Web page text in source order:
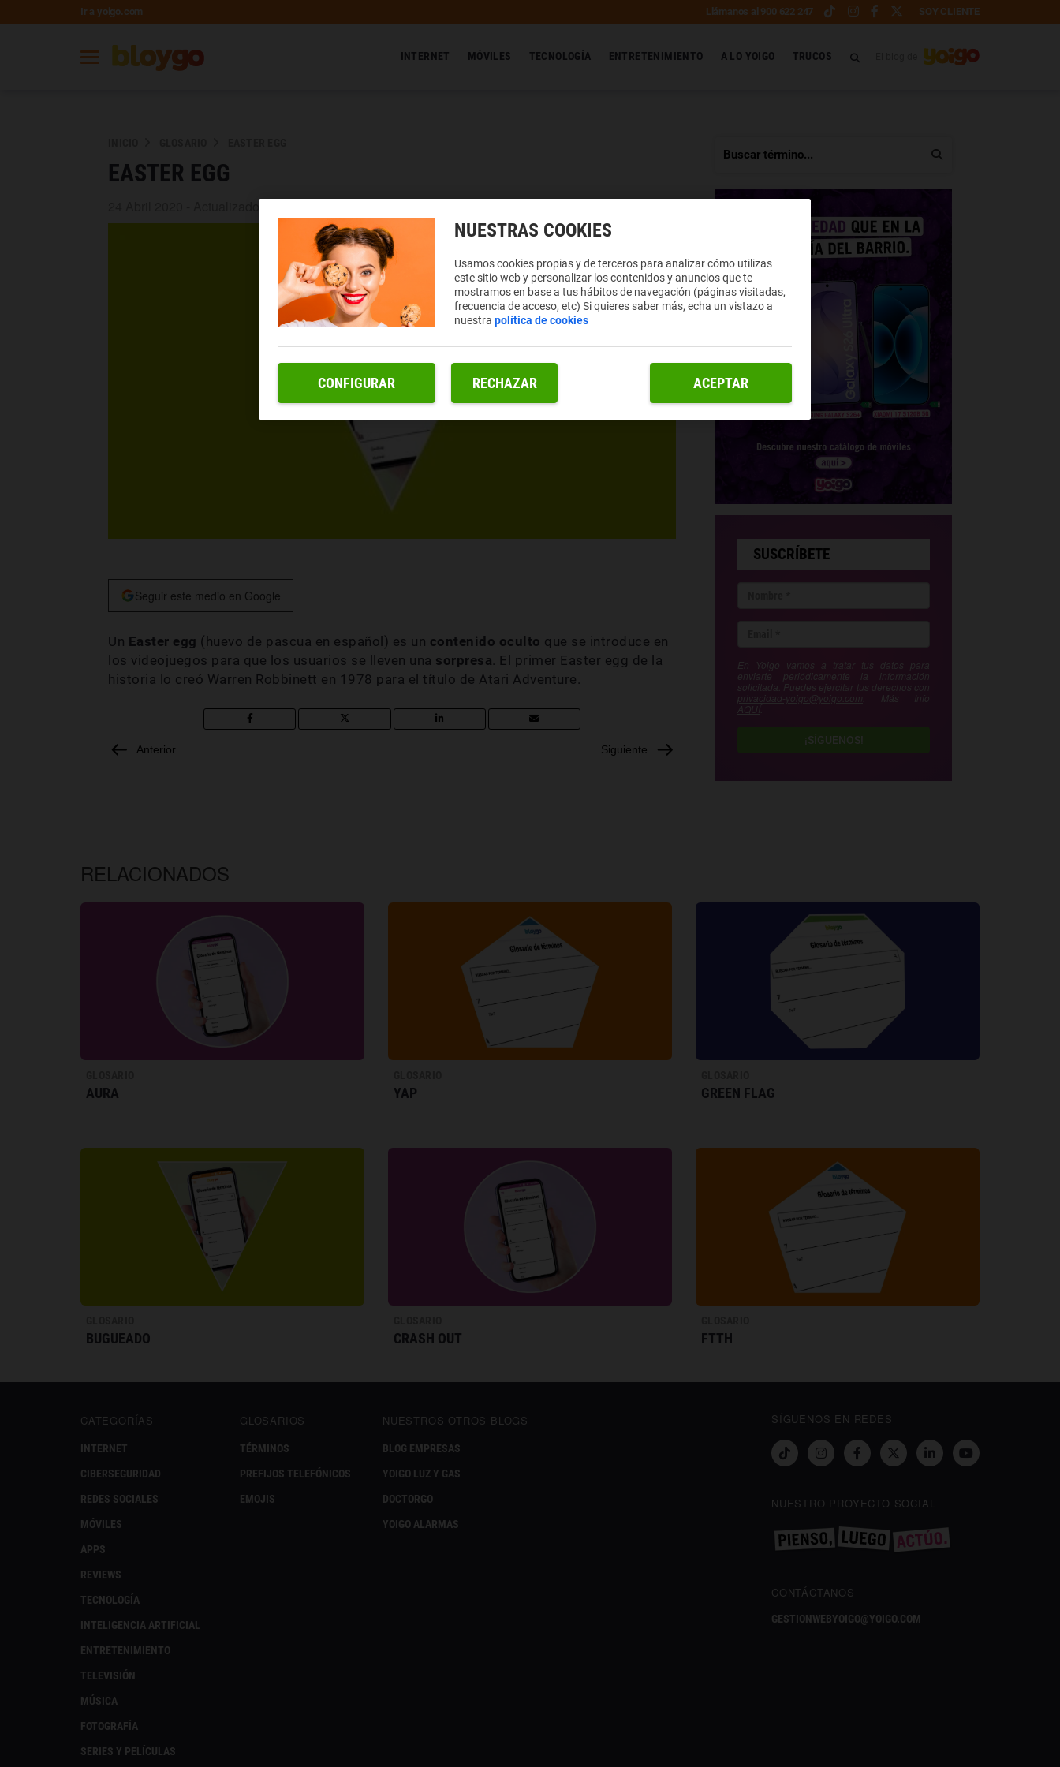
Ir a yoigo.com Llámanos al 900 622 247 SOY CLIENTE
INTERNET MÓVILES TECNOLOGÍA ENTRETENIMIENTO A LO YOIGO TRUCOS
EASTER EGG
24 Abril 2020 - Actualizado 03 Septiembre 2024
Seguir este medio en Google
Un Easter egg (huevo de pascua en español) es un contenido oculto que se introduce en
los videojuegos para que los usuarios se lleven una sorpresa. El primer Easter egg de la
historia lo creó Warren Robbinett en 1978 para el título de Atari Adventure.
Anterior Siguiente
SUSCRÍBETE
En Yoigo vamos a tratar tus datos para
enviarte periódicamente la información
solicitada. Puedes ejercitar tus derechos con
privacidad-yoigo@yoigo.com . Más Info
AQUÍ
¡SÍGUENOS!
RELACIONADOS
AURA YAP GREEN FLAG
BUGUEADO CRASH OUT FTTH
CATEGORÍAS
INTERNET
CIBERSEGURIDAD
REDES SOCIALES
MÓVILES
APPS
REVIEWS
TECNOLOGÍA
INTELIGENCIA ARTIFICIAL
ENTRETENIMIENTO
TELEVISIÓN
MÚSICA
FOTOGRAFÍA
SERIES Y PELÍCULAS
GLOSARIOS
TÉRMINOS
PREFIJOS TELEFÓNICOS
EMOJIS
NUESTROS OTROS BLOGS
BLOG EMPRESAS
YOIGO LUZ Y GAS
DOCTORGO
YOIGO ALARMAS
SÍGUENOS EN REDES
NUESTRO PROYECTO SOCIAL
CONTÁCTANOS
GESTIONWEBYOIGO@YOIGO.COM
NUESTRAS COOKIES
Usamos cookies propias y de terceros para analizar cómo utilizas
este sitio web y personalizar los contenidos y anuncios que te
mostramos en base a tus hábitos de navegación (páginas visitadas,
frecuencia de acceso, etc) Si quieres saber más, echa un vistazo a
nuestrapolítica de cookies
RECHAZAR ACEPTAR
CONFIGURAR